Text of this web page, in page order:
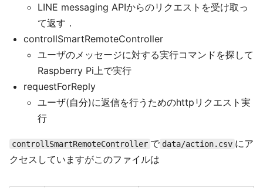
LINE messaging APIからのリクエストを受け取っ
て返す．
controllSmartRemoteController
ユーザのメッセージに対する実行コマンドを探して
Raspberry Pi上で実行
requestForReply
ユーザ(自分)に返信を行うためのhttpリクエスト実
行
controllSmartRemoteController で data/action.csv にア
クセスしていますがこのファイルは